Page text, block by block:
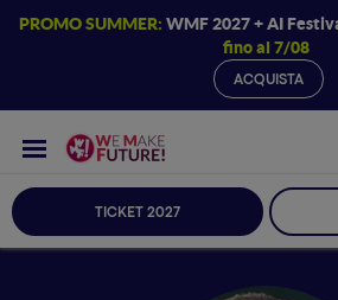
PROMO SUMMER: WMF 2027 + AI
fino al 7/08
ACQUISTA
TICKET 2027